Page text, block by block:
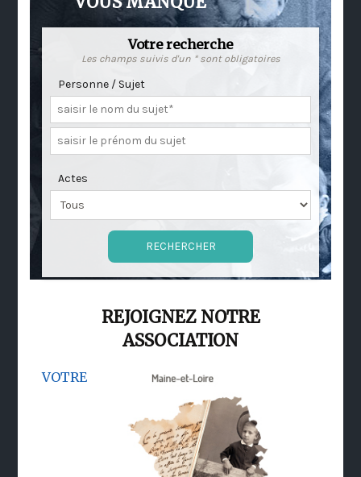
Votre recherche
Les champs suivis d'un * sont obligatoires
Personne / Sujet
Actes
REJOIGNEZ NOTRE
ASSOCIATION
VOTRE